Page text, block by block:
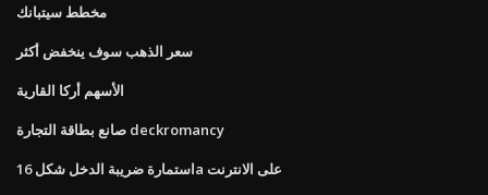
مخطط سيتبانك
سعر الذهب سوف ينخفض ​​أكثر
الأسهم أركا القارية
صانع بطاقة التجارة deckromancy
استمارة ضريبة الدخل شكل 16a على الانترنت